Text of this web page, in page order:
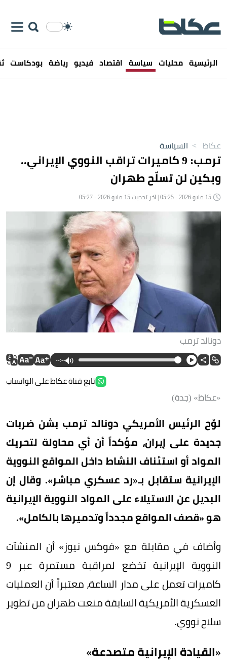
الرئيسية محليات سياسة اقتصاد فيديو رياضة بودكاست
عكاظ > السياسة
ترمب: 9 كاميرات تراقب النووي الإيراني..
وبكين لن تسلّح طهران
دونالد ترمب
--:--
تابع قناة عكاظ على الواتساب
«عكاظ» (جدة)
لوّح الرئيس الأمريكي دونالد ترمب بشن ضربات
جديدة على إيران، مؤكداً أن أي محاولة لتحريك
المواد أو استئناف النشاط داخل المواقع النووية
الإيرانية ستقابل بـ«رد عسكري مباشر». وقال إن
البديل عن الاستيلاء على المواد النووية الإيرانية
هو «قصف المواقع مجدداً وتدميرها بالكامل».
وأضاف في مقابلة مع «فوكس نيوز» أن المنشآت
النووية الإيرانية تخضع لمراقبة مستمرة عبر 9
كاميرات تعمل على مدار الساعة، معتبراً أن العمليات
العسكرية الأمريكية السابقة منعت طهران من تطوير
سلاح نووي.
«القيادة الإيرانية متصدعة»